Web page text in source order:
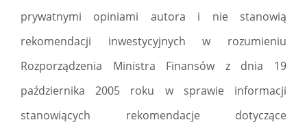
prywatnymi opiniami autora i nie stanowią
rekomendacji inwestycyjnych w rozumieniu
Rozporządzenia Ministra Finansów z dnia 19
października 2005 roku w sprawie informacji
stanowiących rekomendacje dotyczące